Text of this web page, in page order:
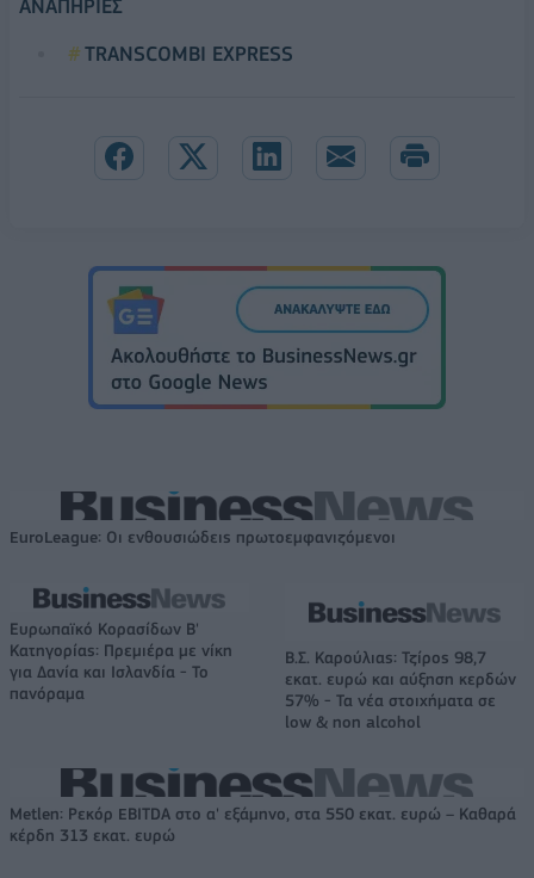
ΑΝΑΠΗΡΙΕΣ
TRANSCOMBI EXPRESS
EuroLeague: Οι ενθουσιώδεις πρωτοεμφανιζόμενοι
Ευρωπαϊκό Κορασίδων Β'
Κατηγορίας: Πρεμιέρα με νίκη
για Δανία και Ισλανδία - Το
πανόραμα
Β.Σ. Καρούλιας: Τζίρος 98,7
εκατ. ευρώ και αύξηση κερδών
57% - Τα νέα στοιχήματα σε
low & non alcohol
Metlen: Ρεκόρ EBITDA στο α' εξάμηνο, στα 550 εκατ. ευρώ – Καθαρά
κέρδη 313 εκατ. ευρώ